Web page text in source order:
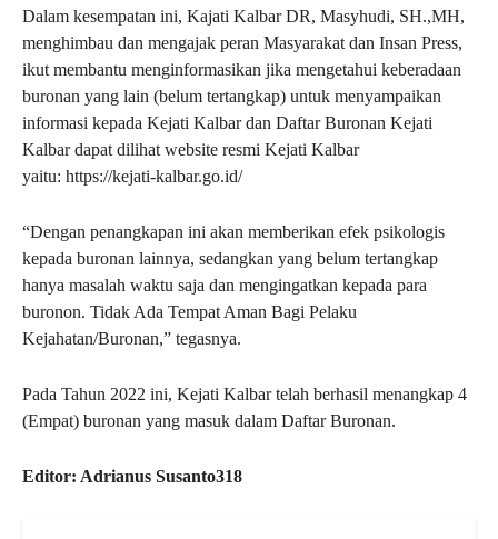
Dalam kesempatan ini, Kajati Kalbar DR, Masyhudi, SH.,MH,
menghimbau dan mengajak peran Masyarakat dan Insan Press,
ikut membantu menginformasikan jika mengetahui keberadaan
buronan yang lain (belum tertangkap) untuk menyampaikan
informasi kepada Kejati Kalbar dan Daftar Buronan Kejati
Kalbar dapat dilihat website resmi Kejati Kalbar
yaitu: https://kejati-kalbar.go.id/
“Dengan penangkapan ini akan memberikan efek psikologis
kepada buronan lainnya, sedangkan yang belum tertangkap
hanya masalah waktu saja dan mengingatkan kepada para
buronon. Tidak Ada Tempat Aman Bagi Pelaku
Kejahatan/Buronan,” tegasnya.
Pada Tahun 2022 ini, Kejati Kalbar telah berhasil menangkap 4
(Empat) buronan yang masuk dalam Daftar Buronan.
Editor: Adrianus Susanto318